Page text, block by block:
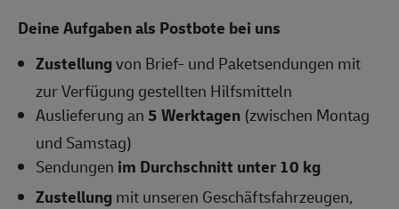
Deine Aufgaben als Postbote bei uns
Zustellungvon Brief- und Paketsendungen mit
zur Verfügung gestellten Hilfsmitteln
Auslieferung an5 Werktagen (zwischen Montag
und Samstag)
Sendungen im Durchschnitt unter 10 kg
Zustellungmit unseren Geschäftsfahrzeugen,